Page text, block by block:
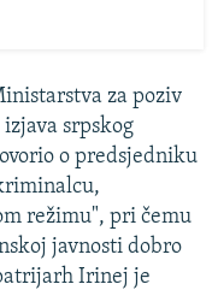
za poziv
srpskog
o predsjedniku
režimu", pri čemu
javnosti dobro
Irinej je